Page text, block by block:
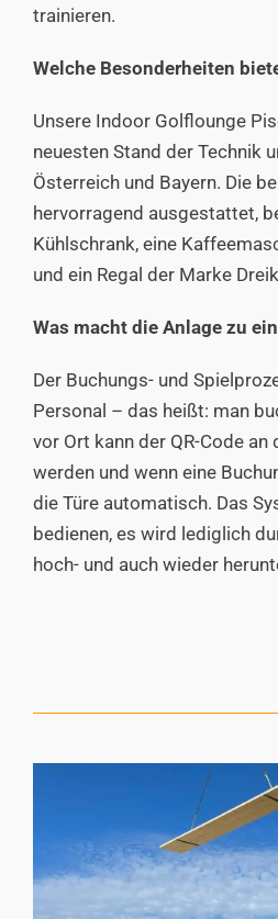
trainieren.
Welche Besonderheiten
Unsere Indoor Golflounge
neuesten Stand der Technik
Österreich und Bayern. Die
hervorragend ausgestattet,
Kühlschrank, eine
und ein Regal der Marke
Was macht die Anlage zu
Der Buchungs- und
Personal – das heißt: man
vor Ort kann der QR-Code an
werden und wenn eine
die Türe automatisch. Das
bedienen, es wird lediglich
hoch- und auch wieder